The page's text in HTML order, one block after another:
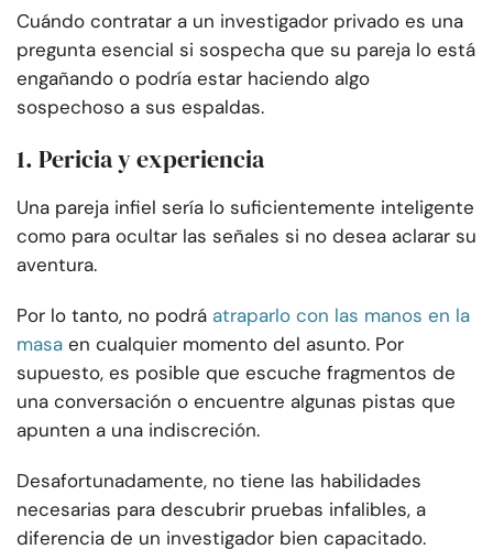
Cuándo contratar a un investigador privado es una
pregunta esencial si sospecha que su pareja lo está
engañando o podría estar haciendo algo
sospechoso a sus espaldas.
1. Pericia y experiencia
Una pareja infiel sería lo suficientemente inteligente
como para ocultar las señales si no desea aclarar su
aventura.
Por lo tanto, no podrá atraparlo con las manos en la
masa en cualquier momento del asunto. Por
supuesto, es posible que escuche fragmentos de
una conversación o encuentre algunas pistas que
apunten a una indiscreción.
Desafortunadamente, no tiene las habilidades
necesarias para descubrir pruebas infalibles, a
diferencia de un investigador bien capacitado.